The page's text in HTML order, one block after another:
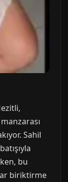
Sahil
bu
biriktirme